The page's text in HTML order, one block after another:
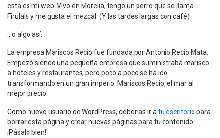
esta es mi web. Vivo en Morelia, tengo un perro que se llama
Firulais y me gusta el mezcal. (Y las tardes largas con café)
…o algo así:
La empresa Mariscos Recio fue fundada por Antonio Recio Mata.
Empezó siendo una pequeña empresa que suministraba marisco
a hoteles y restaurantes, pero poco a poco se ha ido
transformando en un gran imperio. Mariscos Recio, el mar al
mejor precio.
Como nuevo usuario de WordPress, deberías ir a tu escritorio para
borrar esta página y crear nuevas páginas para tu contenido.
¡Pásalo bien!